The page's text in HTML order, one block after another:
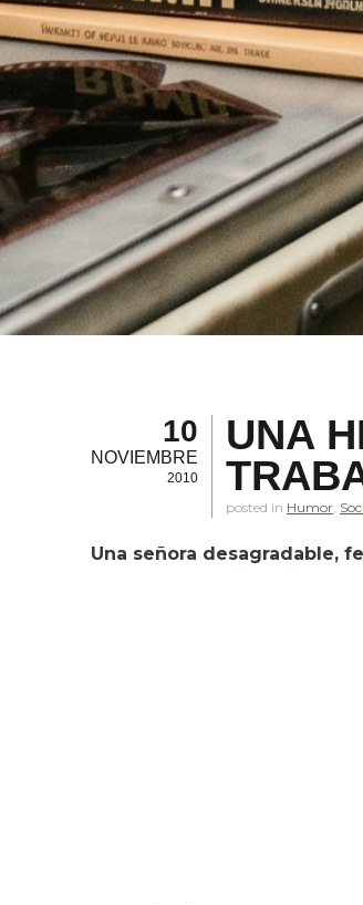
10
NOVIEMBRE
2010
UNA
posted in Humor
Una señora desagradable,